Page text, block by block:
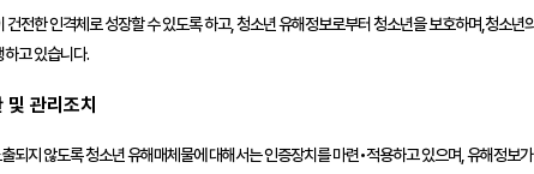
건전한 인격체로 성장할 수 있도록 하고, 청소년 유해정보로부터 청소년을 보호하며,청소
고 있습니다.
관리조치
되지 않도록 청소년 유해매체물에 대해서는 인증장치를 마련•적용하고 있으며, 유해정보